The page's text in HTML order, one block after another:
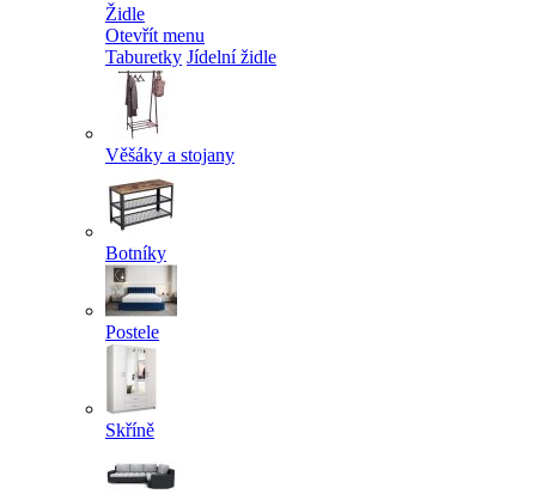
Židle
Otevřít menu
Taburetky Jídelní židle
Věšáky a stojany
Botníky
Postele
Skříně